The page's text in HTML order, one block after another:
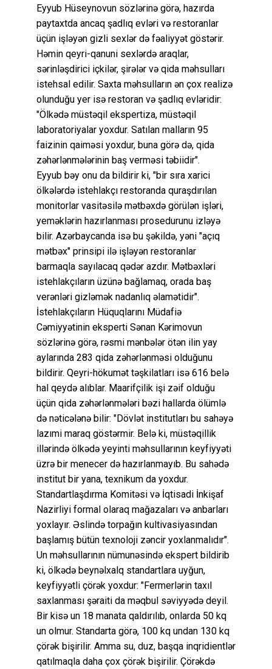
Eyyub Hüseynovun sözlərinə görə, hazırda
paytaxtda ancaq şadlıq evləri və restoranlar
üçün işləyən gizli sexlər də fəaliyyət göstərir.
Həmin qeyri-qanuni sexlərdə araqlar,
sərinləşdirici içkilər, şirələr və qida məhsulları
istehsal edilir. Saxta məhsulların ən çox realizə
olunduğu yer isə restoran və şadlıq evləridir:
"Ölkədə müstəqil ekspertiza, müstəqil
laboratoriyalar yoxdur. Satılan malların 95
faizinin qaiməsi yoxdur, buna görə də, qida
zəhərlənmələrinin baş verməsi təbiidir".
Eyyub bəy onu da bildirir ki, "bir sıra xarici
ölkələrdə istehlakçı restoranda quraşdırılan
monitorlar vasitəsilə mətbəxdə görülən işləri,
yeməklərin hazırlanması prosedurunu izləyə
bilir. Azərbaycanda isə bu şəkildə, yəni "açıq
mətbəx" prinsipi ilə işləyən restoranlar
barmaqla sayılacaq qədər azdır. Mətbəxləri
istehlakçıların üzünə bağlamaq, orada baş
verənləri gizləmək nadanlıq əlamətidir".
İstehlakçıların Hüquqlarını Müdafiə
Cəmiyyətinin eksperti Sənan Kərimovun
sözlərinə görə, rəsmi mənbələr ötən ilin yay
aylarında 283 qida zəhərlənməsi olduğunu
bildirir. Qeyri-hökumət təşkilatları isə 616 belə
hal qeydə alıblar. Maarifçilik işi zəif olduğu
üçün qida zəhərlənmələri bəzi hallarda ölümlə
də nəticələnə bilir: "Dövlət institutları bu sahəyə
lazımi maraq göstərmir. Belə ki, müstəqillik
illərində ölkədə yeyinti məhsullarının keyfiyyəti
üzrə bir menecer də hazırlanmayıb. Bu sahədə
institut bir yana, texnikum da yoxdur.
Standartlaşdırma Komitəsi və İqtisadi İnkişaf
Nazirliyi formal olaraq mağazaları və anbarları
yoxlayır. Əslində torpağın kultivasiyasından
başlamış bütün texnoloji zəncir yoxlanmalıdır".
Un məhsullarının nümunəsində ekspert bildirib
ki, ölkədə beynəlxalq standartlara uyğun,
keyfiyyətli çörək yoxdur: "Fermerlərin taxıl
saxlanması şəraiti da məqbul səviyyədə deyil.
Bir kisə un 18 manata qaldırılıb, onlarda 50 kq
un olmur. Standarta görə, 100 kq undan 130 kq
çörək bişirilir. Amma su, duz, başqa inqridientlər
qatılmaqla daha çox çörək bişirilir. Çörəkdə